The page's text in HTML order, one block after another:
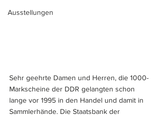
Ausstellungen
Sehr geehrte Damen und Herren, die 1000-
Markscheine der DDR gelangten schon
lange vor 1995 in den Handel und damit in
Sammlerhände. Die Staatsbank der